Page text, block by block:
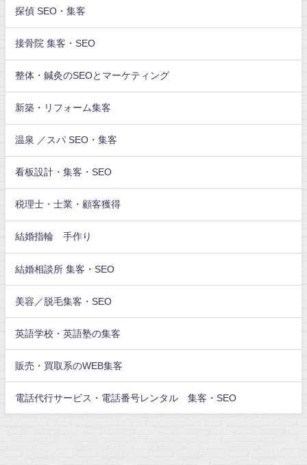
探偵 SEO・集客
接骨院 集客・SEO
整体・鍼灸のSEOとマーケティング
新築・リフォーム集客
温泉 ／スパ SEO・集客
看板設計・集客・SEO
税理士・士業・顧客獲得
結婚指輪 手作り
結婚相談所 集客・SEO
美容／脱毛集客・SEO
英語学校・英語塾の集客
販売・買取系のWEB集客
電話代行サービス・電話番号レンタル 集客・SEO